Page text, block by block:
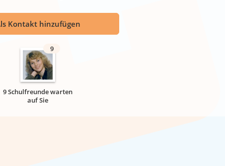
Kontakt hinzufügen
9
9 Schulfreunde warten
auf Sie